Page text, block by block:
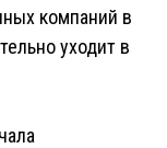
компаний в
уходит в